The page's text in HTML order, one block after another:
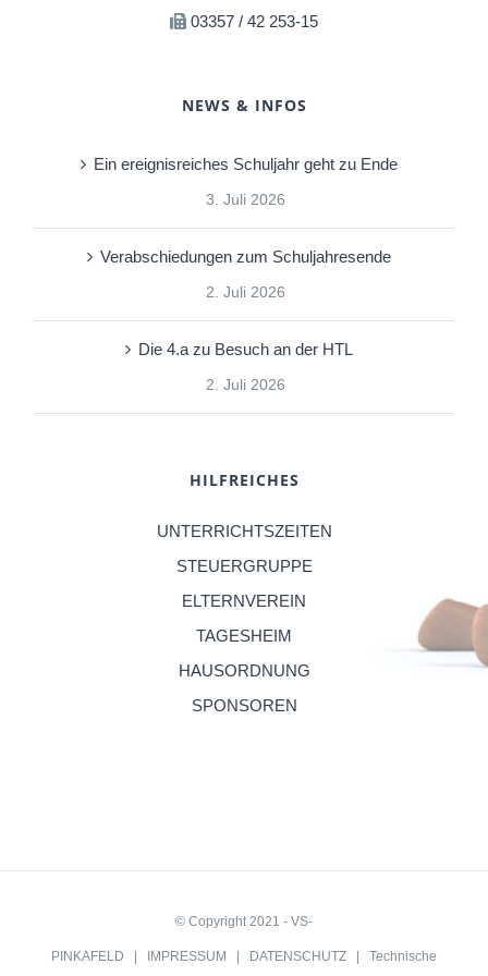
03357 / 42 253-15
NEWS & INFOS
Ein ereignisreiches Schuljahr geht zu Ende
3. Juli 2026
Verabschiedungen zum Schuljahresende
2. Juli 2026
Die 4.a zu Besuch an der HTL
2. Juli 2026
HILFREICHES
UNTERRICHTSZEITEN
STEUERGRUPPE
ELTERNVEREIN
TAGESHEIM
HAUSORDNUNG
SPONSOREN
© Copyright 2021 - VS-
PINKAFELD | IMPRESSUM DATENSCHUTZ | Technische